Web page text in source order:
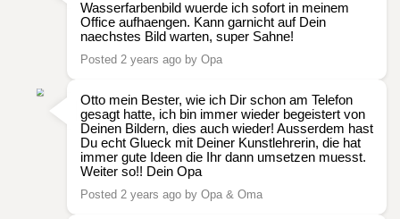
Wasserfarbenbild wuerde ich sofort in meinem
Office aufhaengen. Kann garnicht auf Dein
naechstes Bild warten, super Sahne!
Posted 2 years ago by Opa
Otto mein Bester, wie ich Dir schon am Telefon
gesagt hatte, ich bin immer wieder begeistert von
Deinen Bildern, dies auch wieder! Ausserdem hast
Du echt Glueck mit Deiner Kunstlehrerin, die hat
immer gute Ideen die Ihr dann umsetzen muesst.
Weiter so!! Dein Opa
Posted 2 years ago by Opa & Oma